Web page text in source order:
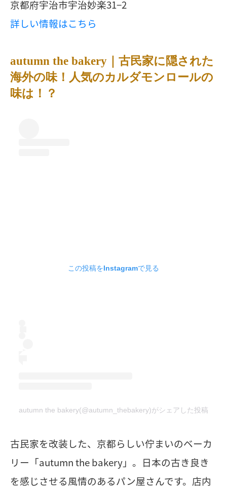
京都府宇治市宇治妙楽31−2
詳しい情報はこちら
autumn the bakery｜古民家に隠された
海外の味！人気のカルダモンロールの
味は！？
この投稿をInstagramで見る
autumn the bakery(@autumn_thebakery)がシェアした投稿
古民家を改装した、京都らしい佇まいのベーカ
リー「autumn the bakery」。日本の古き良き
を感じさせる風情のあるパン屋さんです。店内